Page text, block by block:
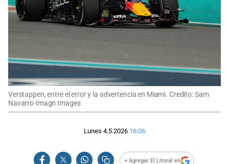
Verstappen, entre el error y la advertencia en Miami. Credito: Sam
Navarro-Imagn Images
Lunes 4.5.2026 16:06
+ Agregar El Litoral en